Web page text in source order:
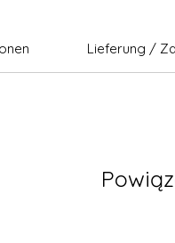
Lieferung /